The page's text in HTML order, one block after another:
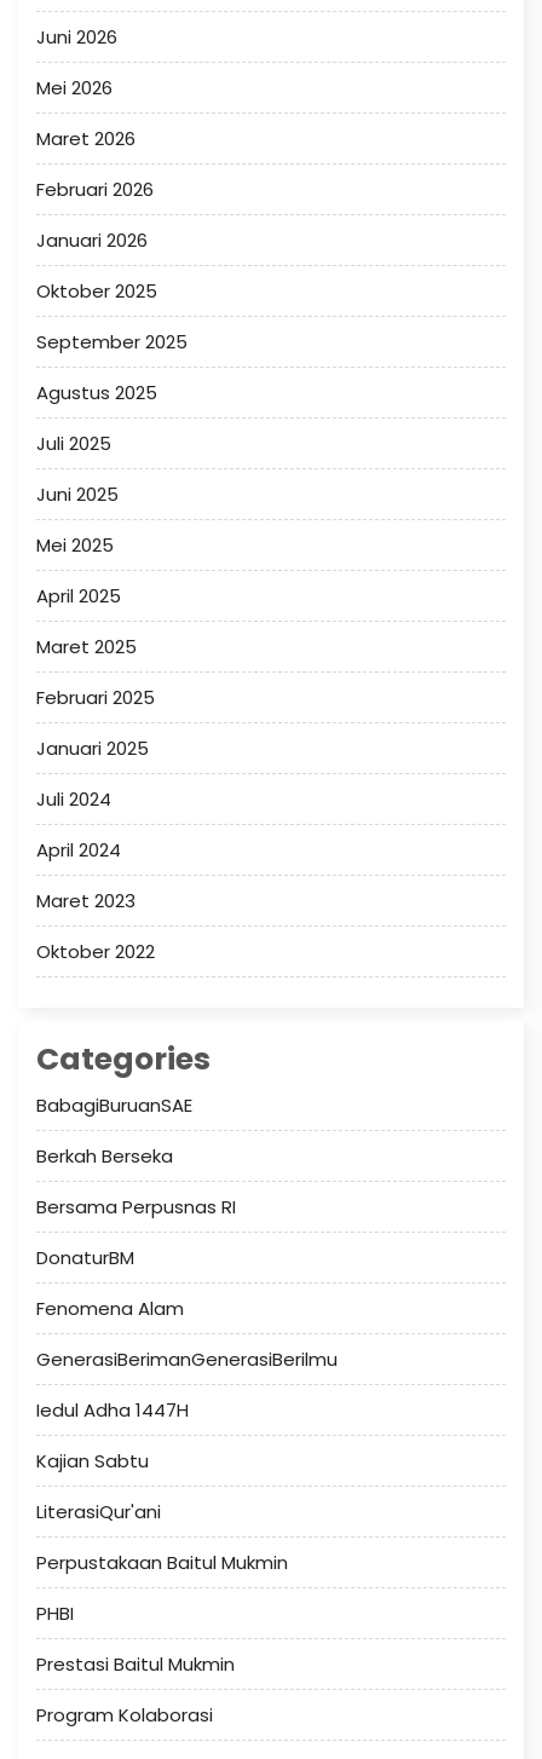
Juni 2026
Mei 2026
Maret 2026
Februari 2026
Januari 2026
Oktober 2025
September 2025
Agustus 2025
Juli 2025
Juni 2025
Mei 2025
April 2025
Maret 2025
Februari 2025
Januari 2025
Juli 2024
April 2024
Maret 2023
Oktober 2022
Categories
BabagiBuruanSAE
Berkah Berseka
Bersama Perpusnas RI
DonaturBM
Fenomena Alam
GenerasiBerimanGenerasiBerilmu
Iedul Adha 1447H
Kajian Sabtu
LiterasiQur'ani
Perpustakaan Baitul Mukmin
PHBI
Prestasi Baitul Mukmin
Program Kolaborasi